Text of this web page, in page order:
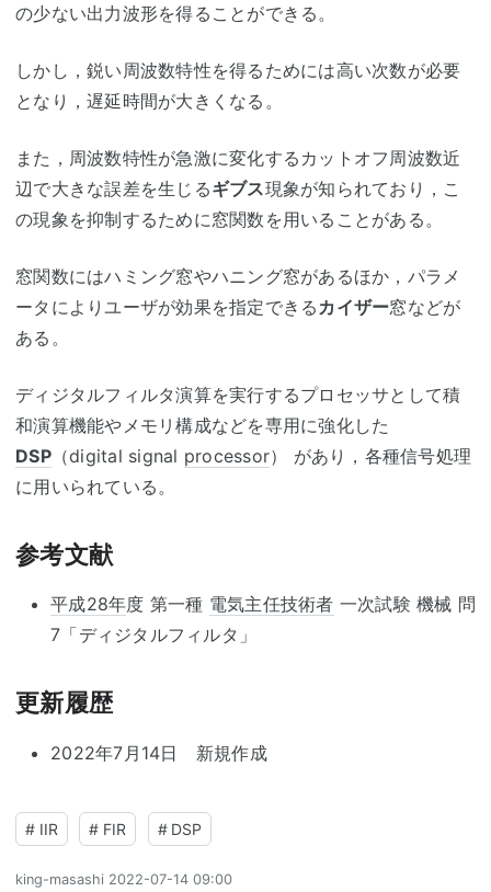
の少ない出力波形を得ることができる。
しかし，鋭い周波数特性を得るためには高い次数が必要
となり，遅延時間が大きくなる。
また，周波数特性が急激に変化するカットオフ周波数近
辺で大きな誤差を生じるギブス現象が知られており，こ
の現象を抑制するために窓関数を用いることがある。
窓関数にはハミング窓やハニング窓があるほか，パラメ
ータによりユーザが効果を指定できる カイザー窓などが
ある。
ディジタルフィルタ演算を実行するプロセッサとして積
和演算機能やメモリ構成などを専用に強化した
DSP（digital signal processor） があり，各種信号処理
に用いられている。
参考文献
平成28年度 第一種 電気主任技術者 一次試験 機械 問
7「ディジタルフィルタ」
更新履歴
2022年7月14日 新規作成
# IIR # FIR # DSP
king-masashi 2022-07-14 09:00